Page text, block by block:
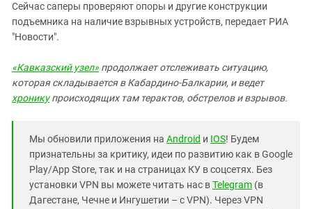
Ростовская область
Северная Осетия - Алания
Ставропольский край
Чечня
ЮФО
Сейчас саперы проверяют опоры и другие конструкции
подъемника на наличие взрывных устройств, передает РИА
"Новости".
«Кавказский узел» продолжаетотслеживать ситуацию,
которая складывается в Кабардино-Балкарии, и ведет
хроникупроисходящих там терактов, обстрелов и взрывов.
Мы обновили приложения на Android и IOS! Будем
признательны за критику, идеи по развитию как в Google
Play/App Store, так и на страницах КУ в соцсетях. Без
установки VPN вы можете читать нас вTelegram (в
Дагестане, Чечне и Ингушетии – с VPN). Через VPN